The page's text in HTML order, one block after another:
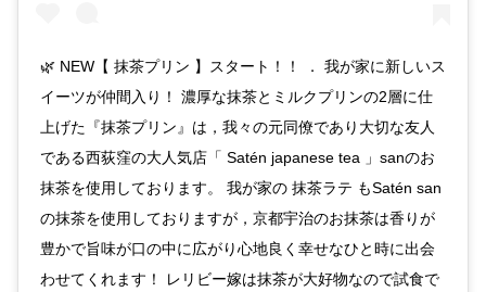
🌿 NEW【 抹茶プリン 】スタート！！ ． 我が家に新しいス
イーツが仲間入り！ 濃厚な抹茶とミルクプリンの2層に仕
上げた『抹茶プリン』は，我々の元同僚であり大切な友人
である西荻窪の大人気店「 Satén japanese tea 」sanのお
抹茶を使用しております。 我が家の 抹茶ラテ もSatén san
の抹茶を使用しておりますが，京都宇治のお抹茶は香りが
豊かで旨味が口の中に広がり心地良く幸せなひと時に出会
わせてくれます！ レリビー嫁は抹茶が大好物なので試食で